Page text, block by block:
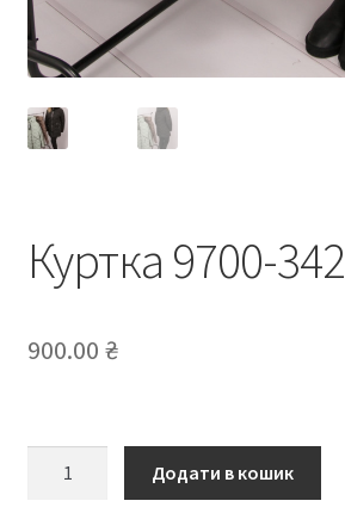
Куртка 9700-342
900.00 ₴
Додати в кошик